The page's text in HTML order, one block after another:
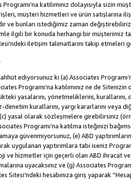
katılımınız dolayısıyla sizin
müşteri hizmetleri ve ürün satışlarına
ve bunları istediğimiz zaman
ilgili bir konuda herhangi bir müşterimiz
iletişim talimatlarını takip etmeleri
ediyorsunuz ki (a) Associates
Programı’na katılımınız ne de
yasalarını, yönetmeliklerini,
denetim kurallarını, yargı kararlarını
yasal olarak sözleşmelere girebilirsiniz
Programı’na katılma isteğinizi
güvenmiyorsunuz, (e) ABD
uygulanan yaptırımlara tabi iseniz
ve hizmetler için geçerli olan ABD ihracat
uyacaksınız ve (g) Associates
Sitesi’ndeki hesabınıza giriş yaparak